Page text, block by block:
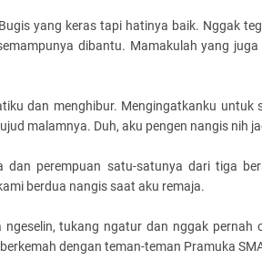
yang keras tapi hatinya baik. Nggak
dibantu. Mamakulah yang
dan menghibur. Mengingatkanku
malamnya. Duh, aku pengen nangis nih
dan perempuan satu-satunya dari tiga
berdua nangis saat aku remaja.
ngeselin, tukang ngatur dan nggak pernah
dengan teman-teman Pramuka